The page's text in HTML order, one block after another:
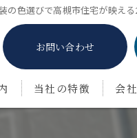
の色選びで高槻市住宅が映え
お問い合わせ
当社の特徴 会